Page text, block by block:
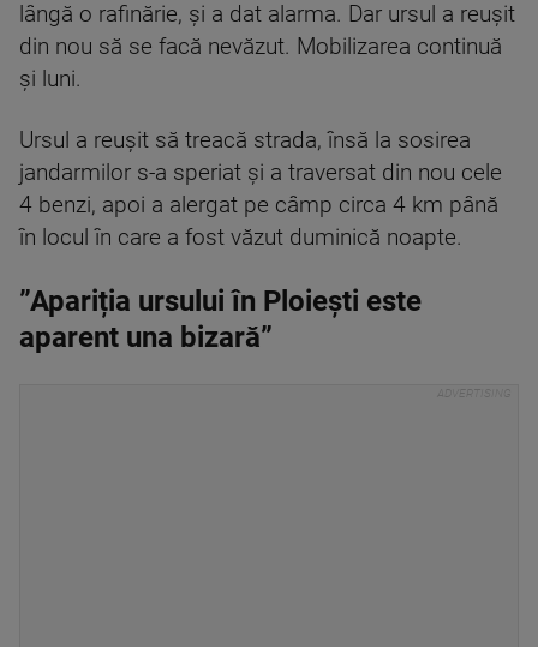
lângă o rafinărie, și a dat alarma. Dar ursul a reușit
din nou să se facă nevăzut. Mobilizarea continuă
și luni.
Ursul a reușit să treacă strada, însă la sosirea
jandarmilor s-a speriat și a traversat din nou cele
4 benzi, apoi a alergat pe câmp circa 4 km până
în locul în care a fost văzut duminică noapte.
”Apariția ursului în Ploiești este
aparent una bizară”